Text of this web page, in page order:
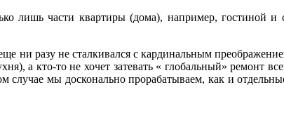
лишь части квартиры (дома), например, гостиной и
ни разу не сталкивался с кардинальным
а кто-то не хочет затевать « глобальный» ремонт
случае мы досконально прорабатываем, как и